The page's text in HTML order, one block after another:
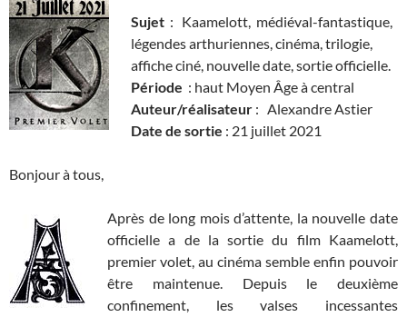
Sujet : Kaamelott, médiéval-fantastique,
légendes arthuriennes, cinéma, trilogie,
affiche ciné, nouvelle date, sortie officielle.
Période : haut Moyen Âge à central
Auteur/réalisateur : Alexandre Astier
Date de sortie : 21 juillet 2021
Bonjour à tous,
Après de long mois d’attente, la nouvelle date
officielle a de la sortie du film Kaamelott,
premier volet, au cinéma semble enfin pouvoir
être maintenue. Depuis le deuxième
confinement, les valses incessantes